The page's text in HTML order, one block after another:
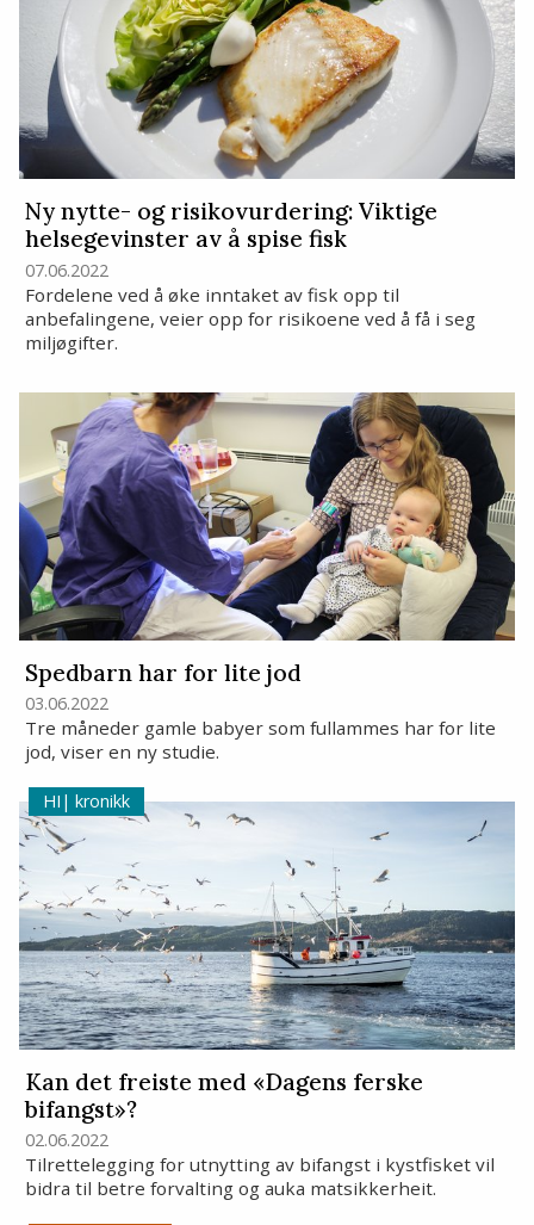
Ny nytte- og risikovurdering: Viktige
helsegevinster av å spise fisk
07.06.2022
Fordelene ved å øke inntaket av fisk opp til
anbefalingene, veier opp for risikoene ved å få i seg
miljøgifter.
Spedbarn har for lite jod
03.06.2022
Tre måneder gamle babyer som fullammes har for lite
jod, viser en ny studie.
kronikk
Kan det freiste med «Dagens ferske
bifangst»?
02.06.2022
Tilrettelegging for utnytting av bifangst i kystfisket vil
bidra til betre forvalting og auka matsikkerheit.